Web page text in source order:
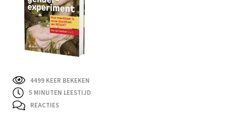
4499 KEER BEKEKEN
5 MINUTEN LEESTIJD
REACTIES